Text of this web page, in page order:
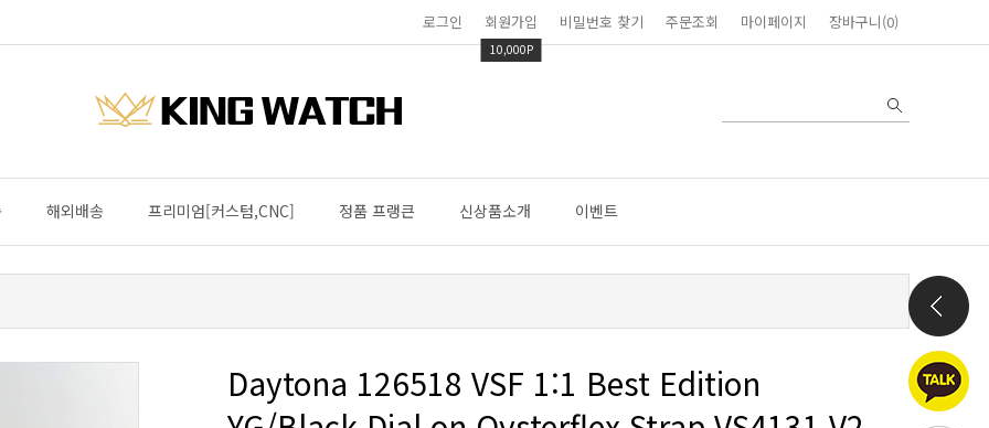
로그인 회원가입
10,000P
비밀번호 찾기 주문조회 마이페이지 장바구니(0)
해외배송 프리미엄[커스텀,CNC] 정품 프랭큰 신상품소개 이벤트